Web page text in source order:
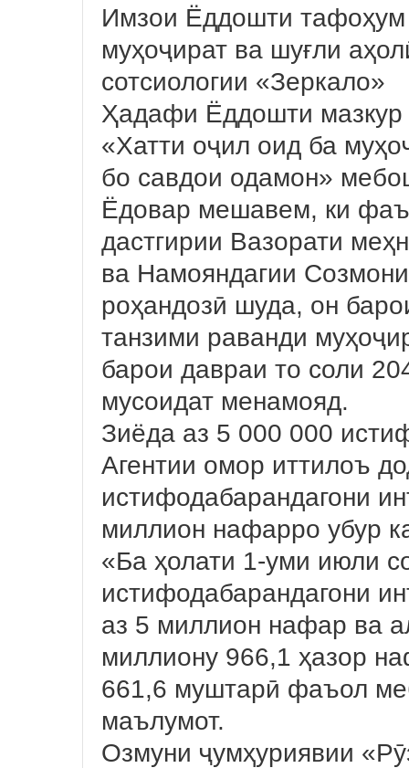
Имзои Ёддошти тафоҳум
муҳоҷират ва шуғли
сотсиологии «Зеркало»
Ҳадафи Ёддошти мазкур
«Хатти оҷил оид ба
бо савдои одамон»
Ёдовар мешавем, ки
дастгирии Вазорати
ва Намояндагии
роҳандозӣ шуда, он
танзими раванди
барои давраи то соли
мусоидат менамояд.
Зиёда аз 5 000 000
Агентии омор иттилоъ
истифодабарандагони
миллион нафарро убур
«Ба ҳолати 1-уми июли
истифодабарандагони
аз 5 миллион нафар ва
миллиону 966,1 ҳазор
661,6 муштарӣ фаъол
маълумот.
Озмуни ҷумҳуриявии